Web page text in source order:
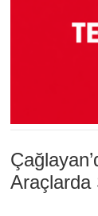
Araçlarda